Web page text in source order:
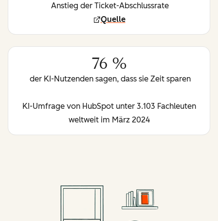
Anstieg der Ticket-Abschlussrate
Quelle
76 %
der KI-Nutzenden sagen, dass sie Zeit sparen
KI-Umfrage von HubSpot unter 3.103 Fachleuten
weltweit im März 2024